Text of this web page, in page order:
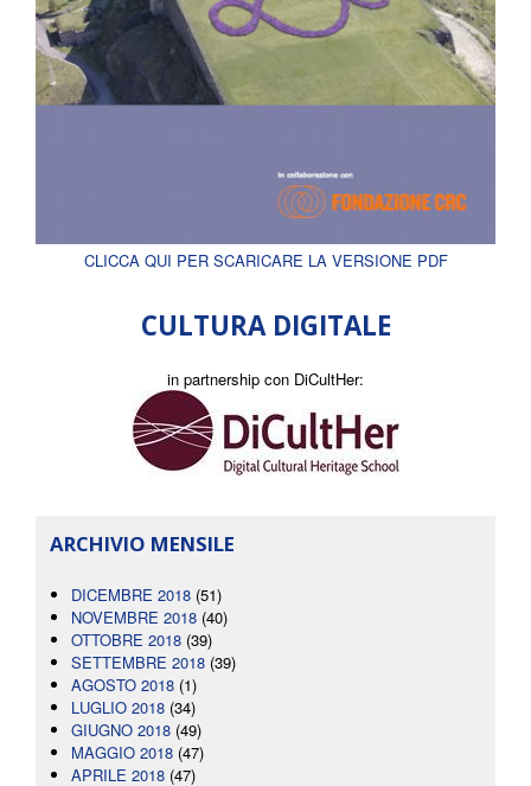
CLICCA QUI PER SCARICARE LA VERSIONE PDF
CULTURA DIGITALE
in partnership con DiCultHer:
ARCHIVIO MENSILE
DICEMBRE 2018 (51)
NOVEMBRE 2018 (40)
OTTOBRE 2018 (39)
SETTEMBRE 2018 (39)
AGOSTO 2018 (1)
LUGLIO 2018 (34)
GIUGNO 2018 (49)
MAGGIO 2018 (47)
APRILE 2018 (47)